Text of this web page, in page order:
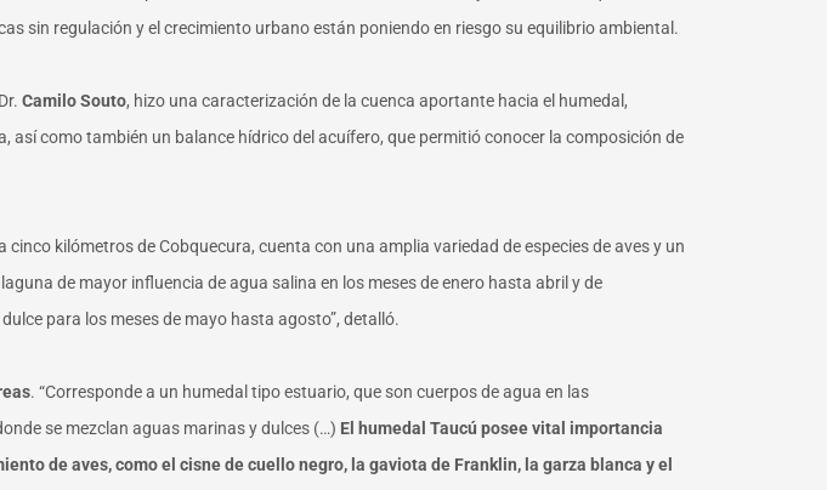
sin regulación y el crecimiento urbano están poniendo en riesgo su equilibrio ambiental.
Camilo Souto, hizo una caracterización de la cuenca aportante hacia el humedal,
como también un balance hídrico del acuífero, que permitió conocer la composición de
kilómetros de Cobquecura, cuenta con una amplia variedad de especies de aves y un
de mayor influencia de agua salina en los meses de enero hasta abril y de
para los meses de mayo hasta agosto”, detalló.
. “Corresponde a un humedal tipo estuario, que son cuerpos de agua en las
se mezclan aguas marinas y dulces (…) El humedal Taucú posee vital importancia
de aves, como el cisne de cuello negro, la gaviota de Franklin, la garza blanca y el